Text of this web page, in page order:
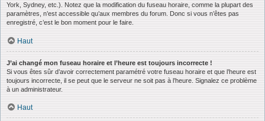
York, Sydney, etc.). Notez que la modification du fuseau horaire, comme la plupart des
paramètres, n’est accessible qu’aux membres du forum. Donc si vous n’êtes pas
enregistré, c’est le bon moment pour le faire.
Haut
J’ai changé mon fuseau horaire et l’heure est toujours incorrecte !
Si vous êtes sûr d’avoir correctement paramétré votre fuseau horaire et que l’heure est
toujours incorrecte, il se peut que le serveur ne soit pas à l’heure. Signalez ce problème
à un administrateur.
Haut